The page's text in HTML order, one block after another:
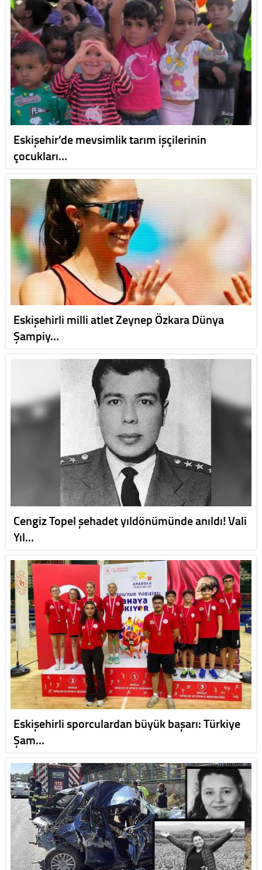
Eskişehir’de mevsimlik tarım işçilerinin
çocukları…
Eskişehirli milli atlet Zeynep Özkara Dünya
Şampiy…
Cengiz Topel şehadet yıldönümünde anıldı! Vali
Yıl…
Eskişehirli sporculardan büyük başarı: Türkiye
Şam…